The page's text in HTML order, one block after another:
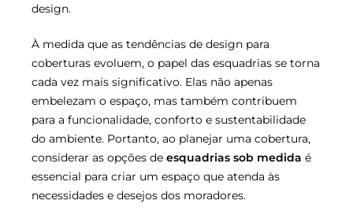
design.
À medida que as tendências de design para
coberturas evoluem, o papel das esquadrias se torna
cada vez mais significativo. Elas não apenas
embelezam o espaço, mas também contribuem
para a funcionalidade, conforto e sustentabilidade
do ambiente. Portanto, ao planejar uma cobertura,
considerar as opções de esquadrias sob medida é
essencial para criar um espaço que atenda às
necessidades e desejos dos moradores.